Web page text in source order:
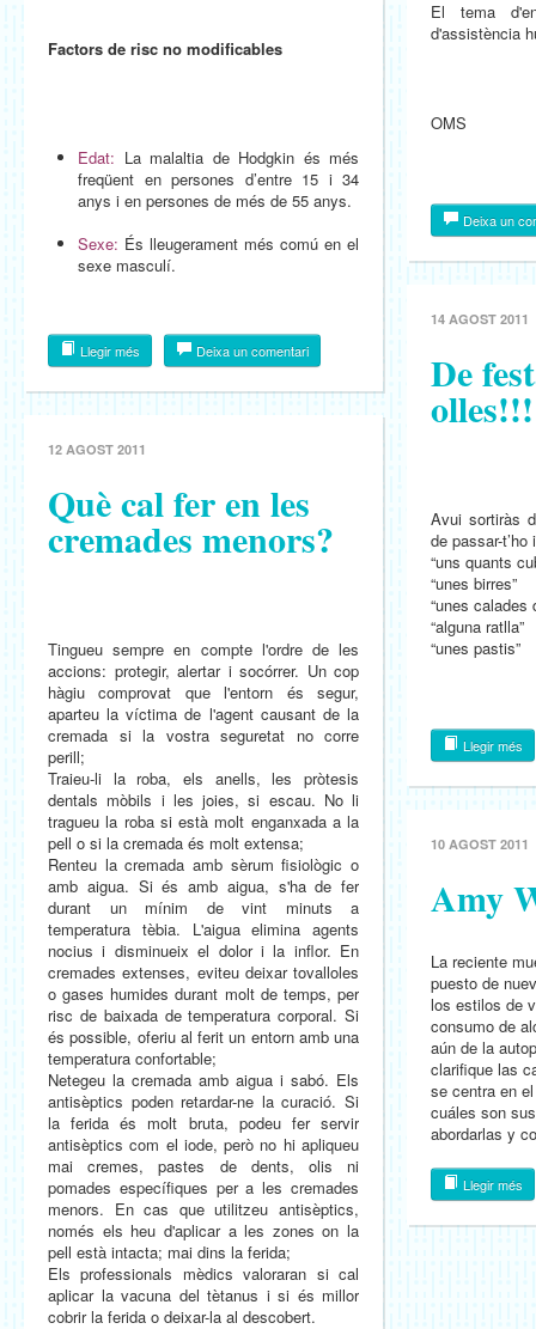
Factors de risc no modificables
Edat: La malaltia de Hodgkin és més
freqüent en persones d’entre 15 i 34
anys i en persones de més de 55 anys.
Sexe: És lleugerament més comú en el
sexe masculí.
Llegir més Deixa un comentari
12 AGOST 2011
Què cal fer en les
cremades menors?
Tingueu sempre en compte l'ordre de les
accions: protegir, alertar i socórrer. Un cop
hàgiu comprovat que l'entorn és segur,
aparteu la víctima de l'agent causant de la
cremada si la vostra seguretat no corre
perill;
Traieu-li la roba, els anells, les pròtesis
dentals mòbils i les joies, si escau. No li
tragueu la roba si està molt enganxada a la
pell o si la cremada és molt extensa;
Renteu la cremada amb sèrum fisiològic o
amb aigua. Si és amb aigua, s'ha de fer
durant un mínim de vint minuts a
temperatura tèbia. L'aigua elimina agents
nocius i disminueix el dolor i la inflor. En
cremades extenses, eviteu deixar tovalloles
o gases humides durant molt de temps, per
risc de baixada de temperatura corporal. Si
és possible, oferiu al ferit un entorn amb una
temperatura confortable;
Netegeu la cremada amb aigua i sabó. Els
antisèptics poden retardar-ne la curació. Si
la ferida és molt bruta, podeu fer servir
antisèptics com el iode, però no hi apliqueu
mai cremes, pastes de dents, olis ni
pomades específiques per a les cremades
menors. En cas que utilitzeu antisèptics,
només els heu d'aplicar a les zones on la
pell està intacta; mai dins la ferida;
Els professionals mèdics valoraran si cal
aplicar la vacuna del tètanus i si és millor
cobrir la ferida o deixar-la al descobert.
El tema
d'assistència
OMS
Deixa un
14 AGOST 2011
De
Avui sortiràs
de passar-
“uns quants
“unes birres”
“unes calades
“alguna ratlla”
“unes pastis”
Llegir més
10 AGOST 2011
Amy
La reciente
puesto de
los estilos de
consumo de
aún de la
clarifique las
se centra en
cuáles son
abordarlas y
Llegir més